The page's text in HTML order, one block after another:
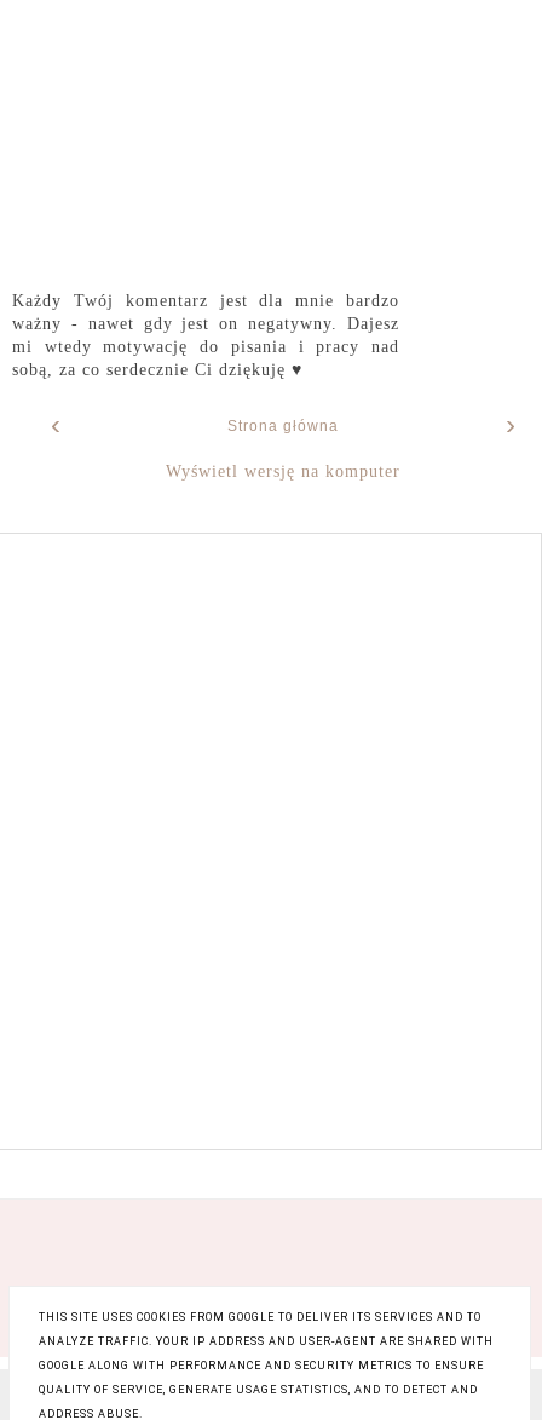
Każdy Twój komentarz jest dla mnie bardzo
ważny - nawet gdy jest on negatywny. Dajesz
mi wtedy motywację do pisania i pracy nad
sobą, za co serdecznie Ci dziękuję ♥
‹ ›
Strona główna
Wyświetl wersję na komputer
COPYRIGHT ©
THIS SITE USES COOKIES FROM GOOGLE TO DELIVER ITS SERVICES AND TO
ANALYZE TRAFFIC. YOUR IP ADDRESS AND USER-AGENT ARE SHARED WITH
GOOGLE ALONG WITH PERFORMANCE AND SECURITY METRICS TO ENSURE
QUALITY OF SERVICE, GENERATE USAGE STATISTICS, AND TO DETECT AND
ADDRESS ABUSE.